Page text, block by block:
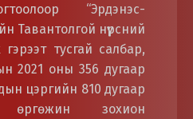
“Эрдэнэс-
Тавантолгой нүүрсний
тусгай салбар,
2021 оны 356 дугаар
цэргийн 810 дугаар
зохион